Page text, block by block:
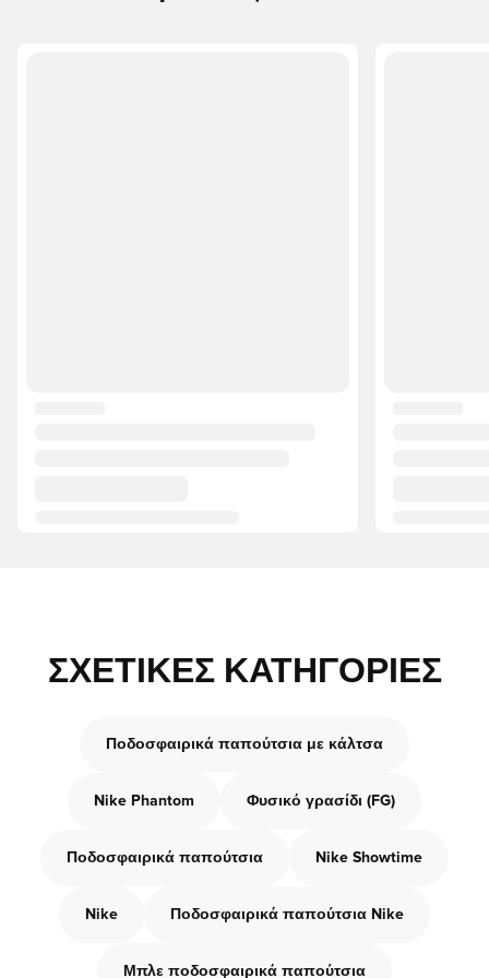
ΣΧΕΤΙΚΈΣ ΚΑΤΗΓΟΡΊΕΣ
Ποδοσφαιρικά παπούτσια με κάλτσα
Nike Phantom Φυσικό γρασίδι (FG)
Ποδοσφαιρικά παπούτσια Nike Showtime
Nike Ποδοσφαιρικά παπούτσια Nike
Μπλε ποδοσφαιρικά παπούτσια